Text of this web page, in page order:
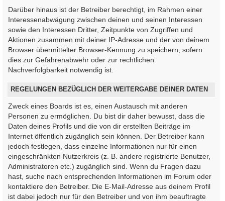
Darüber hinaus ist der Betreiber berechtigt, im Rahmen einer
Interessenabwägung zwischen deinen und seinen Interessen
sowie den Interessen Dritter, Zeitpunkte von Zugriffen und
Aktionen zusammen mit deiner IP-Adresse und der von deinem
Browser übermittelter Browser-Kennung zu speichern, sofern
dies zur Gefahrenabwehr oder zur rechtlichen
Nachverfolgbarkeit notwendig ist.
REGELUNGEN BEZÜGLICH DER WEITERGABE DEINER DATEN
Zweck eines Boards ist es, einen Austausch mit anderen
Personen zu ermöglichen. Du bist dir daher bewusst, dass die
Daten deines Profils und die von dir erstellten Beiträge im
Internet öffentlich zugänglich sein können. Der Betreiber kann
jedoch festlegen, dass einzelne Informationen nur für einen
eingeschränkten Nutzerkreis (z. B. andere registrierte Benutzer,
Administratoren etc.) zugänglich sind. Wenn du Fragen dazu
hast, suche nach entsprechenden Informationen im Forum oder
kontaktiere den Betreiber. Die E-Mail-Adresse aus deinem Profil
ist dabei jedoch nur für den Betreiber und von ihm beauftragte